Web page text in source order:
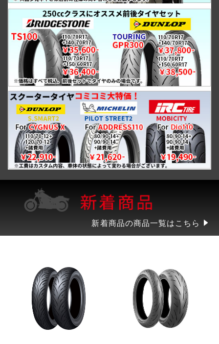
新着商品の商品一覧はこちら